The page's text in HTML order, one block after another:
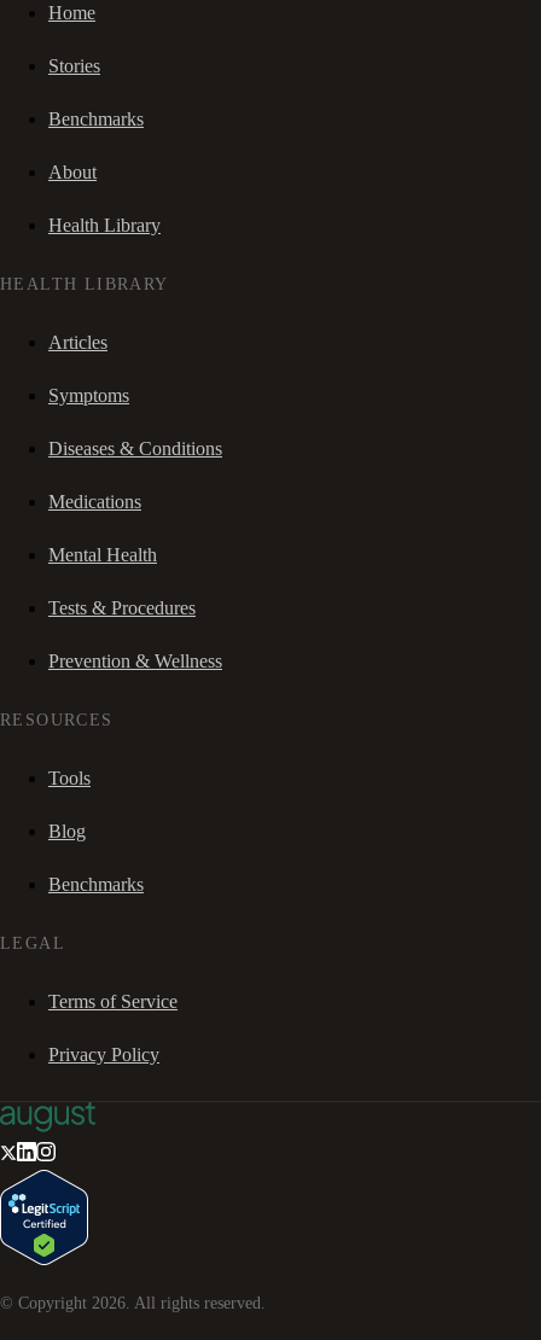
Home
Stories
Benchmarks
About
Health Library
HEALTH LIBRARY
Articles
Symptoms
Diseases & Conditions
Medications
Mental Health
Tests & Procedures
Prevention & Wellness
RESOURCES
Tools
Blog
Benchmarks
LEGAL
Terms of Service
Privacy Policy
© Copyright 2026 . All rights reserved.